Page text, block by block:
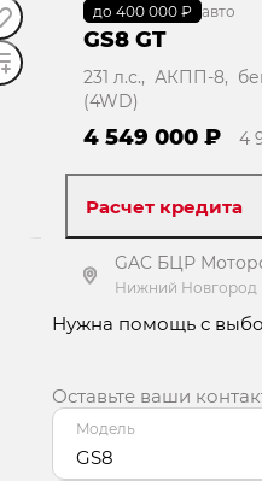
до 400 000 ₽
В наличии· авто
GS8 GT
231 л.с., АКПП-8,
(4WD)
4 549 000 ₽ 4
Расчет кредита
GAC БЦР
Нижний Новгород
Получить
Нужна помощь с
Оставьте ваши
Модель
GS8